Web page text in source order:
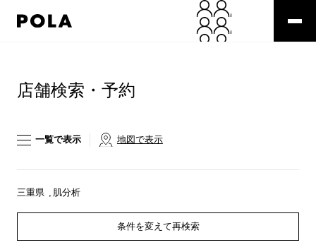
店舗検索・予約
一覧で表示 地図で表示
三重県 肌分析
条件を変えて再検索